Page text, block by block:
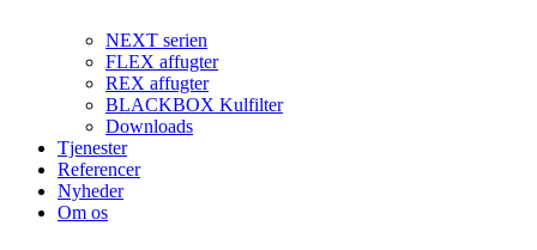
NEXT serien
FLEX affugter
REX affugter
BLACKBOX Kulfilter
Downloads
Tjenester
Referencer
Nyheder
Om os